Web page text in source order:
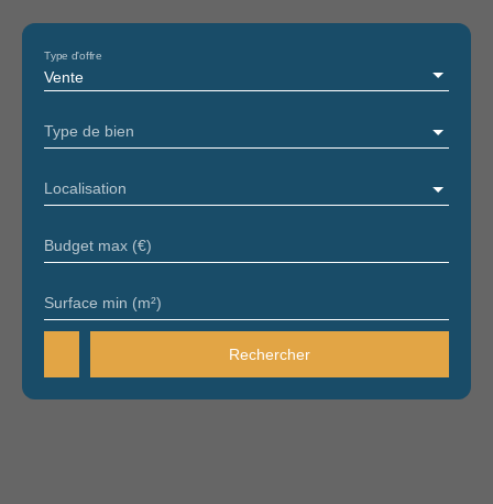
Vente
Type d'offre
Type de bien
Localisation
Budget max (€)
Surface min (m²)
Rechercher